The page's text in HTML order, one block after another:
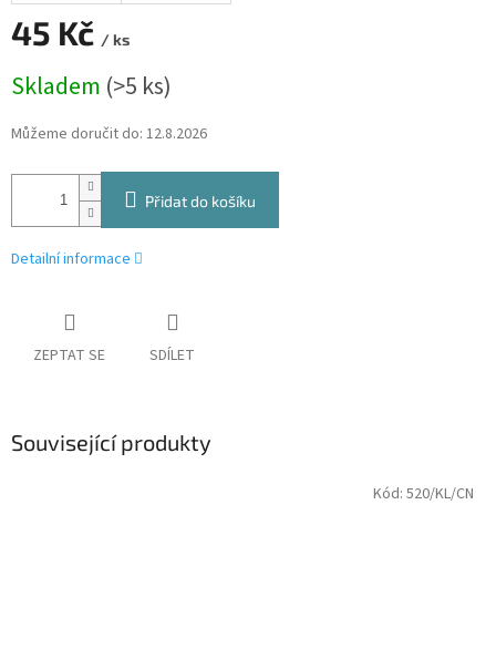
45 Kč / ks
cena:
Skladem (>5 ks)
Můžeme doručit do: 12.8.2026
Přidat do košíku
Detailní informace
ZEPTAT SE SDÍLET
Související produkty
Kód: 520/KL/CN